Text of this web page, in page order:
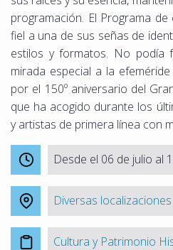
programación. El Programa
fiel a una de sus señas de
estilos y formatos. No podía
mirada especial a la
por el 150º aniversario del
que ha acogido durante los
y artistas de primera línea con
Desde el 06 de julio al
Diversas localizaciones
Cultura y Patrimonio